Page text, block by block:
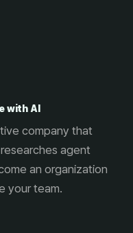
with AI
company that
agent
an organization
your team.